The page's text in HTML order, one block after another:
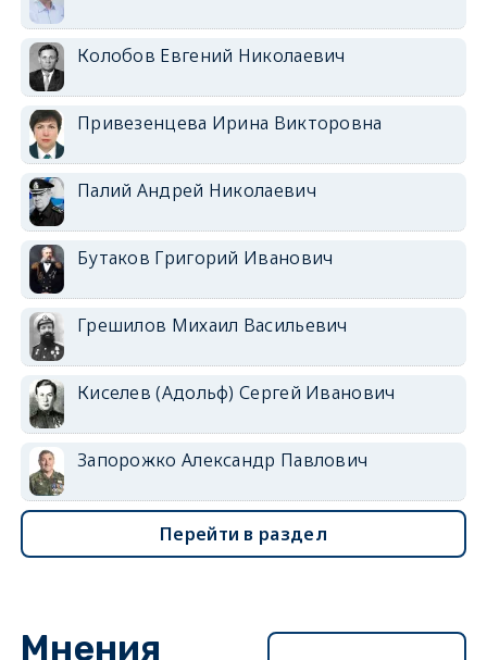
Колобов Евгений Николаевич
Привезенцева Ирина Викторовна
Палий Андрей Николаевич
Бутаков Григорий Иванович
Грешилов Михаил Васильевич
Киселев (Адольф) Сергей Иванович
Запорожко Александр Павлович
Перейти в раздел
Мнения